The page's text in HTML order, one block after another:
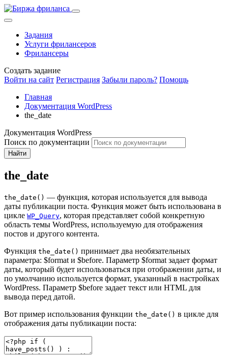
Задания
Услуги фрилансеров
Фрилансеры
Создать задание
Войти на сайт Регистрация Забыли пароль? Помощь
Главная
Документация WordPress
the_date
Документация WordPress
Поиск по документации
Найти
the_date
the_date() — функция, которая используется для вывода
даты публикации поста. Функция может быть использована в
цикле WP_Query, которая представляет собой конкретную
область темы WordPress, используемую для отображения
постов и другого контента.
Функция the_date() принимает два необязательных
параметра: $format и $before. Параметр $format задает формат
даты, который будет использоваться при отображении даты, и
по умолчанию используется формат, указанный в настройках
WordPress. Параметр $before задает текст или HTML для
вывода перед датой.
Вот пример использования функции the_date() в цикле для
отображения даты публикации поста: